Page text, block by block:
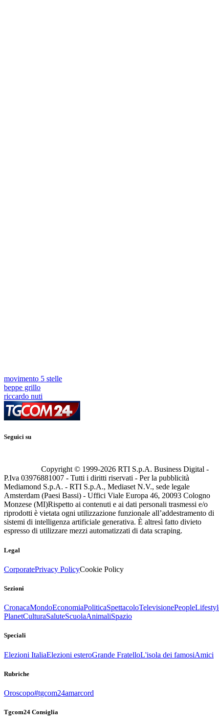
movimento 5 stelle
beppe grillo
riccardo nuti
Seguici su
Copyright © 1999-2026 RTI S.p.A. Business Digital -
P.Iva 03976881007 - Tutti i diritti riservati - Per la pubblicità
Mediamond S.p.A. - RTI S.p.A., Mediaset N.V., sede legale
Amsterdam (Paesi Bassi) - Uffici Viale Europa 46, 20093 Cologno
Monzese (MI)Rispetto ai contenuti e ai dati personali trasmessi e/o
riprodotti è vietata ogni utilizzazione funzionale all’addestramento di
sistemi di intelligenza artificiale generativa. È altresì fatto divieto
espresso di utilizzare mezzi automatizzati di data scraping.
Legal
CorporatePrivacy PolicyCookie Policy
Sezioni
CronacaMondoEconomiaPoliticaSpettacoloTelevisionePeople
PlanetCulturaSaluteScuolaAnimaliSpazio
Speciali
Elezioni ItaliaElezioni esteroGrande FratelloL'isola dei famosiAmici
Rubriche
Oroscopo#tgcom24amarcord
Tgcom24 Consiglia